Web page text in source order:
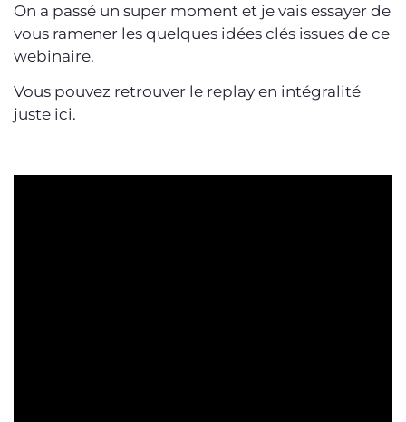
On a passé un super moment et je vais essayer de
vous ramener les quelques idées clés issues de ce
webinaire.
Vous pouvez retrouver le replay en intégralité
juste ici.